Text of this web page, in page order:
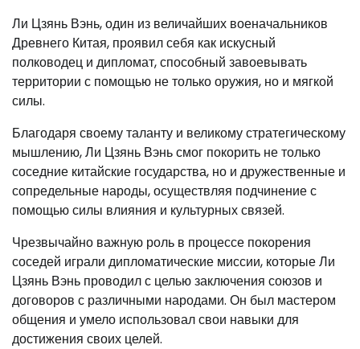
Ли Цзянь Вэнь, один из величайших военачальников
Древнего Китая, проявил себя как искусный
полководец и дипломат, способный завоевывать
территории с помощью не только оружия, но и мягкой
силы.
Благодаря своему таланту и великому стратегическому
мышлению, Ли Цзянь Вэнь смог покорить не только
соседние китайские государства, но и дружественные и
сопредельные народы, осуществляя подчинение с
помощью силы влияния и культурных связей.
Чрезвычайно важную роль в процессе покорения
соседей играли дипломатические миссии, которые Ли
Цзянь Вэнь проводил с целью заключения союзов и
договоров с различными народами. Он был мастером
общения и умело использовал свои навыки для
достижения своих целей.